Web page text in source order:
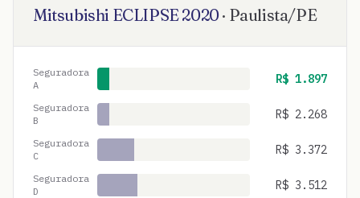
Mitsubishi ECLIPSE2020· Paulista/PE
Seguradora
A
R$ 1.897
Seguradora
B
R$ 2.268
Seguradora
C
R$ 3.372
Seguradora
D
R$ 3.512